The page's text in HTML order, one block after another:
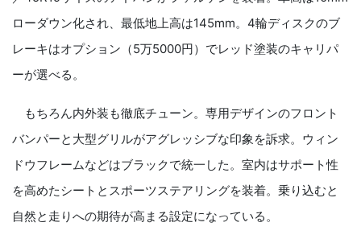
ローダウン化され、最低地上高は145mm。4輪ディスクのブ
レーキはオプション（5万5000円）でレッド塗装のキャリパ
ーが選べる。
もちろん内外装も徹底チューン。専用デザインのフロント
バンパーと大型グリルがアグレッシブな印象を訴求。ウィン
ドウフレームなどはブラックで統一した。室内はサポート性
を高めたシートとスポーツステアリングを装着。乗り込むと
自然と走りへの期待が高まる設定になっている。